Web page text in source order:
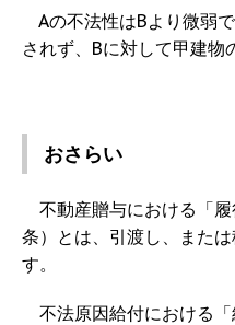
Aの不法性はBより微弱
されず、Bに対して甲建物
おさらい
不動産贈与における「
条）とは、引渡し、また
す。
不法原因給付における「